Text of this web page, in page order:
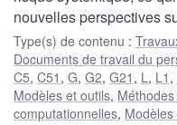
nouvelles perspectives
Type(s) de contenu :
Documents de travail du
C5, C51 , G, G2, G21 , L , L1 ,
Modèles et outils,
computationnelles,